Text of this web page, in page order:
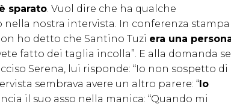
sparato . Vuol dire che ha qualche
nella nostra intervista. In conferenza stampa
ho detto che Santino Tuzi era una
fatto dei taglia incolla”. E alla domanda se
Serena, lui risponde: “Io non sospetto di
sembrava avere un altro parere: “Io
il suo asso nella manica: “Quando mi